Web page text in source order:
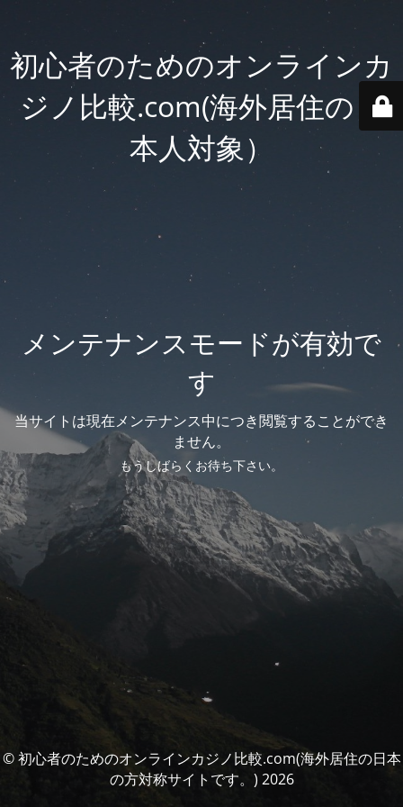
初心者のためのオンラインカ
ジノ比較.com(海外居住の日
本人対象）
メンテナンスモードが有効で
す
当サイトは現在メンテナンス中につき閲覧することができ
ません。
もうしばらくお待ち下さい。
© 初心者のためのオンラインカジノ比較.com(海外居住の日本
の方対称サイトです。) 2026